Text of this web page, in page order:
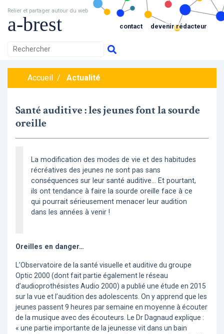
Relier et partager autour du web
a-brest contact devenir rédacteur
Accueil / Actualité
Santé auditive : les jeunes font la sourde
oreille
La modification des modes de vie et des habitudes
récréatives des jeunes ne sont pas sans
conséquences sur leur santé auditive… Et pourtant,
ils ont tendance à faire la sourde oreille face à ce
qui pourrait sérieusement menacer leur audition
dans les années à venir !
Oreilles en danger…
L’Observatoire de la santé visuelle et auditive du groupe
Optic 2000 (dont fait partie également le réseau
d’audioprothésistes Audio 2000) a publié une étude en 2015
sur la vue et l’audition des adolescents. On y apprend que les
jeunes passent 9 heures par semaine en moyenne à écouter
de la musique avec des écouteurs. Le Dr Dagnaud explique :
« une partie importante de la jeunesse vit dans un bain